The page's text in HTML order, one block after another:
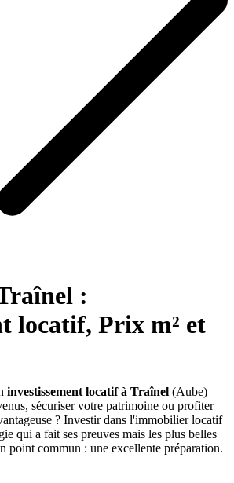
:
locatif, Prix m² et
investissement locatif à Traînel (Aube)
sécuriser votre patrimoine ou profiter
? Investir dans l'immobilier locatif
qui a fait ses preuves mais les plus belles
point commun : une excellente préparation.